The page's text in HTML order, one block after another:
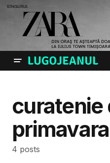
curatenie
4 posts